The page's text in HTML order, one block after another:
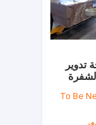
درجة تدوير
To Be